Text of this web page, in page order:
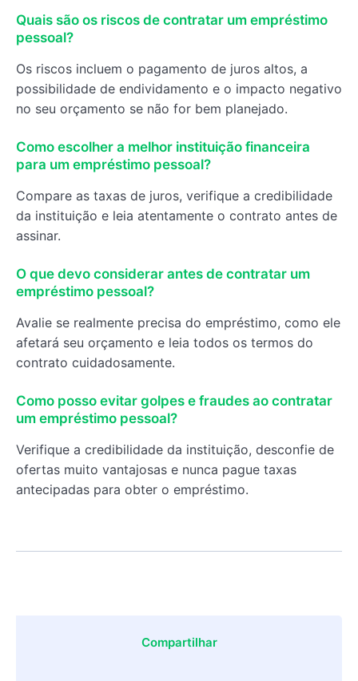
Quais são os riscos de contratar um empréstimo
pessoal?
Os riscos incluem o pagamento de juros altos, a
possibilidade de endividamento e o impacto negativo
no seu orçamento se não for bem planejado.
Como escolher a melhor instituição financeira
para um empréstimo pessoal?
Compare as taxas de juros, verifique a credibilidade
da instituição e leia atentamente o contrato antes de
assinar.
O que devo considerar antes de contratar um
empréstimo pessoal?
Avalie se realmente precisa do empréstimo, como ele
afetará seu orçamento e leia todos os termos do
contrato cuidadosamente.
Como posso evitar golpes e fraudes ao contratar
um empréstimo pessoal?
Verifique a credibilidade da instituição, desconfie de
ofertas muito vantajosas e nunca pague taxas
antecipadas para obter o empréstimo.
Compartilhar